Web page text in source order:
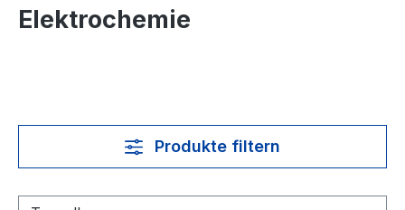
Elektrochemie
Produkte filtern